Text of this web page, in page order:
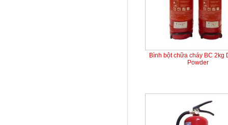
Bình bột chữa cháy BC 2kg
Powder